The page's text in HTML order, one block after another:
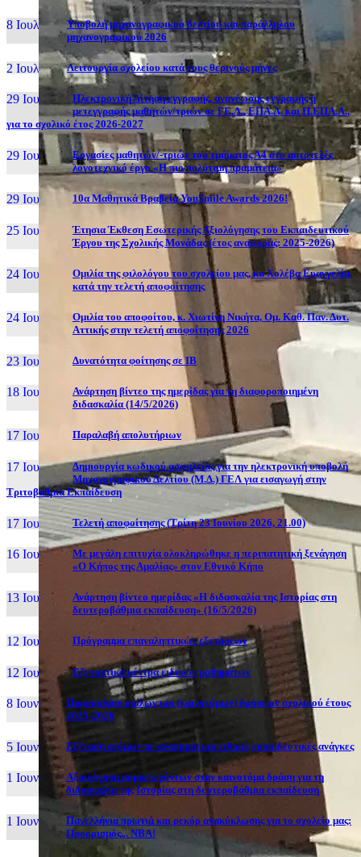
8 Ιουλ, 26
Υποβολή μηχανογραφικού δελτίου και παράλληλου
μηχανογραφικού 2026
2 Ιουλ, 26 Λειτουργία σχολείου κατά τους θερινούς μήνες
29 Ιουν, 26
Ηλεκτρονική Αίτηση εγγραφής, ανανέωσης εγγραφής ή
μετεγγραφής μαθητών/τριών σε ΓΕ.Λ., ΕΠΑ.Λ. και Π.ΕΠΑ.Λ.,
για το σχολικό έτος 2026-2027
29 Ιουν, 26
Εργασίες μαθητών/-τριών του τμήματος Α4 στο αυτοτελές
λογοτεχνικό έργο «Η πιο πολύτιμη πραμάτεια»
29 Ιουν, 26 10α Μαθητικά Βραβεία YouSmile Awards 2026!
25 Ιουν, 26
Έτησια Έκθεση Εσωτερικής Αξιολόγησης του Εκπαιδευτικού
Έργου της Σχολικής Μονάδας (έτος αναφοράς: 2025-2026)
24 Ιουν, 26
Ομιλία της φιλολόγου του σχολείου μας, κα Χολέβα Ευαγγελία,
κατά την τελετή αποφοίτησης
24 Ιουν, 26
Ομιλία του αποφοίτου, κ. Χιωτίνη Νικήτα, Ομ. Καθ. Παν. Δυτ.
Αττικής στην τελετή αποφοίτησης 2026
23 Ιουν, 26 Δυνατότητα φοίτησης σε ΙΒ
18 Ιουν, 26
Ανάρτηση βίντεο της ημερίδας για τη διαφοροποιημένη
διδασκαλία (14/5/2026)
17 Ιουν, 26 Παραλαβή απολυτήριων
17 Ιουν, 26
Δημιουργία κωδικού ασφαλείας για την ηλεκτρονική υποβολή
Μηχανογραφικού Δελτίου (Μ.Δ.) ΓΕΛ για εισαγωγή στην
Τριτοβάθμια Εκπαίδευση
17 Ιουν, 26 Τελετή αποφοίτησης (Τρίτη 23 Ιουνίου 2026, 21.00)
16 Ιουν, 26
Με μεγάλη επιτυχία ολοκληρώθηκε η περιπατητική ξενάγηση
«Ο Κήπος της Αμαλίας» στον Εθνικό Κήπο
13 Ιουν, 26
Ανάρτηση βίντεο ημερίδας «Η διδασκαλία της Ιστορίας στη
δευτεροβάθμια εκπαίδευση» (16/5/2026)
12 Ιουν, 26 Πρόγραμμα επαναληπτικών εξετάσεων
12 Ιουν, 26 Εξεταστικά κέντρα ειδικών μαθημάτων
8 Ιουν, 26
Παρουσίαση ομίλων και (καινοτόμων) δράσεων σχολικού έτους
2025-2026
5 Ιουν, 26 Εξέταση ατόμων με αναπηρία και ειδικές εκπαιδευτικές ανάγκες
1 Ιουν, 26
Αξιολόγηση συμμετεχόντων στην καινοτόμα δράση για τη
διδασκαλία της Ιστορίας στη δευτεροβάθμια εκπαίδευση
1 Ιουν, 26
Πανελλήνια πρωτιά και ρεκόρ ανακύκλωσης για το σχολείο μας:
Προορισμός... NBA!